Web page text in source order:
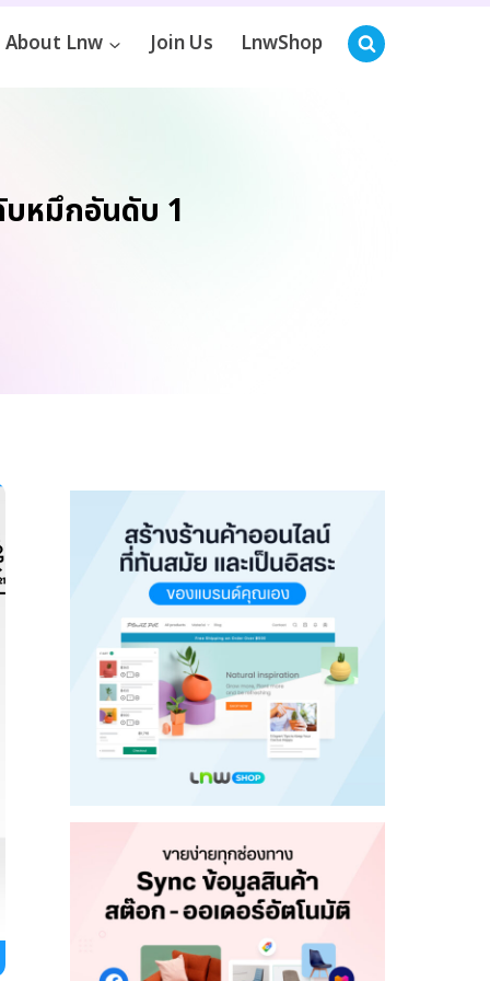
About Lnw Join Us LnwShop
หมึกอันดับ 1